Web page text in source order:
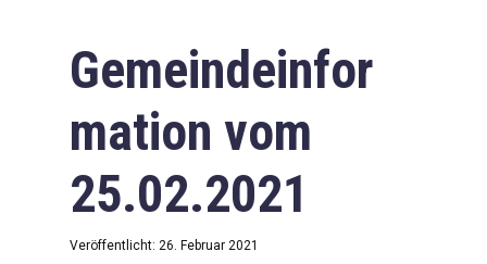
Downloads
Impressum
Datenschutzerklärung
Gemeindeinfor
mation vom
25.02.2021
Veröffentlicht: 26. Februar 2021